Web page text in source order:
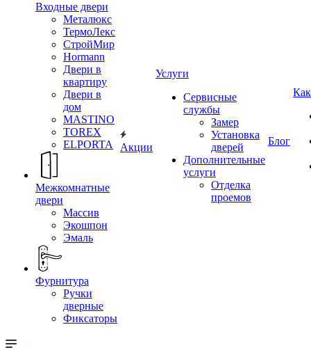
Входные двери
Металюкс
ТермоЛекс
СтройМир
Hormann
Двери в
квартиру
Двери в
дом
MASTINO
TOREX
ELPORTA
Межкомнатные
двери
Массив
Экошпон
Эмаль
Фурнитура
Ручки
дверные
Фиксаторы
Акции
Услуги
Сервисные
службы
Замер
Установка
дверей
Дополнительные
услуги
Отделка
проемов
Блог